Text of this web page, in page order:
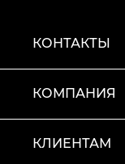
КОНТАКТЫ
КОМПАНИЯ
КЛИЕНТАМ